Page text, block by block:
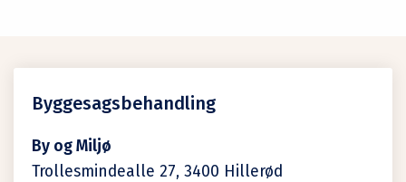
Byggesagsbehandling
By og Miljø
Trollesmindealle 27, 3400 Hillerød